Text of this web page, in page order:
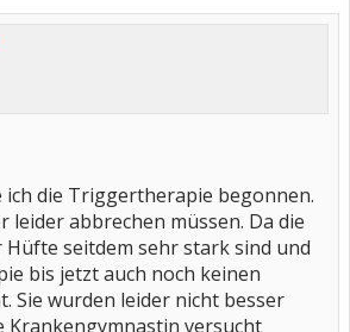
die Triggertherapie begonnen.
leider abbrechen müssen. Da die
Hüfte seitdem sehr stark sind und
bis jetzt auch noch keinen
Sie wurden leider nicht besser
Krankengymnastin versucht